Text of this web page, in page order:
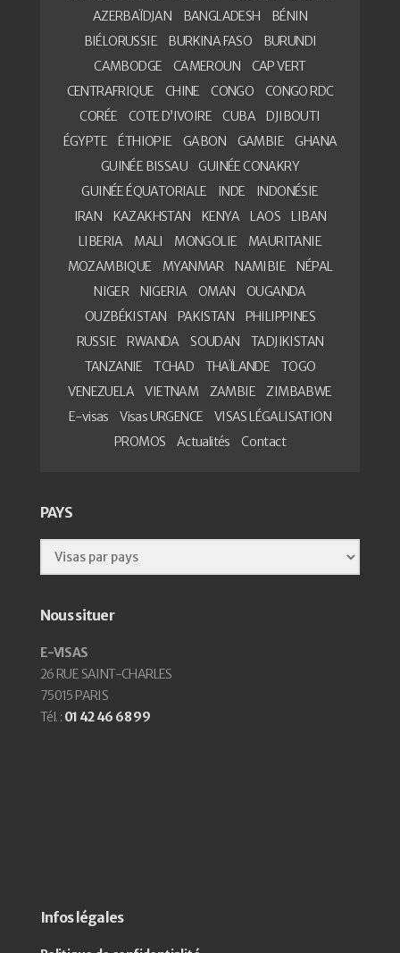
AZERBAÏDJAN
BANGLADESH
BÉNIN
BIÉLORUSSIE
BURKINA FASO
BURUNDI
CAMBODGE
CAMEROUN
CAP VERT
CENTRAFRIQUE
CHINE CONGO
CONGO RDC
CORÉE
COTE D’IVOIRE CUBA
DJIBOUTI
ÉGYPTE
ÉTHIOPIE GABON GAMBIE
GHANA
GUINÉE BISSAU
GUINÉE CONAKRY
GUINÉE ÉQUATORIALE
INDE
INDONÉSIE
IRAN
KAZAKHSTAN KENYA LAOS
LIBAN
LIBERIA
MALI MONGOLIE
MAURITANIE
MOZAMBIQUE
MYANMAR NAMIBIE
NÉPAL
NIGER
NIGERIA OMAN
OUGANDA
OUZBÉKISTAN
PAKISTAN
PHILIPPINES
RUSSIE
RWANDA SOUDAN
TADJIKISTAN
TANZANIE
TCHAD THAÏLANDE
TOGO
VENEZUELA
VIETNAM ZAMBIE
ZIMBABWE
E-visas
Visas URGENCE
VISAS LÉGALISATION
PROMOS
Actualités Contact
PAYS
Nous situer
E-VISAS
26 RUE SAINT-CHARLES
75015 PARIS
Tél. : 01 42 46 68 99
Infos légales